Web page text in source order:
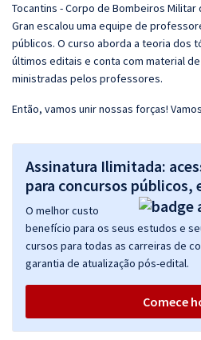
Tocantins - Corpo de Bombeiros Militar
Gran escalou uma equipe de
públicos. O curso aborda a teoria dos
últimos editais e conta com material de
ministradas pelos professores.
Então, vamos unir nossas forças!
Assinatura Ilimitada:
para concursos públicos,
O melhor custo
benefício para os seus estudos e
cursos para todas as carreiras de
garantia de atualização pós-edital.
Comece